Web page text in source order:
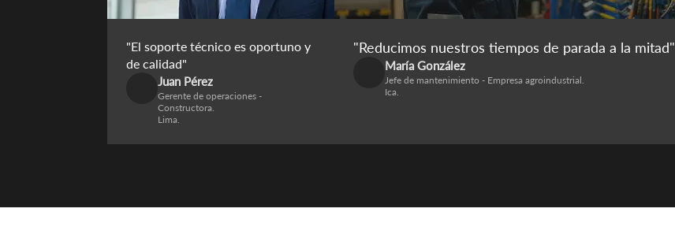
"El soporte técnico es oportuno y
de calidad"
Juan Pérez
Gerente de operaciones -
Constructora.
Lima.
"Reducimos nuestros tiempos de parada a la mitad"
María González
Jefe de mantenimiento - Empresa agroindustrial.
Ica.